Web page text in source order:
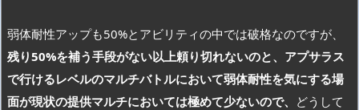
弱体耐性アップも50%とアビリティの中では破格なのですが、
残り50%を補う手段がない以上頼り切れないのと、アプサラス
で行けるレベルのマルチバトルにおいて弱体耐性を気にする場
面が現状の提供マルチにおいては極めて少ないので、 どうして